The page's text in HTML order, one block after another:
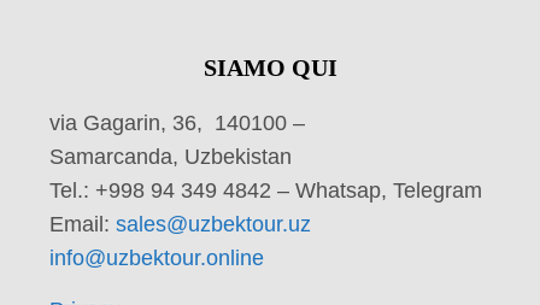
SIAMO QUI
via Gagarin, 36, 140100 –
Samarcanda, Uzbekistan
Tel.: +998 94 349 4842 – Whatsap, Telegram
Email: sales@uzbektour.uz
info@uzbektour.online